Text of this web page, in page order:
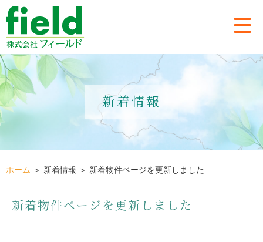
新着情報
ホーム ＞ 新着情報 ＞ 新着物件ページを更新しました
新着物件ページを更新しました